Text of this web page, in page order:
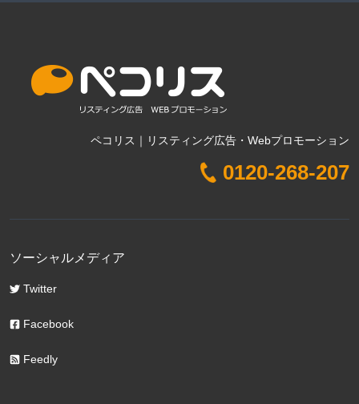
ペコリス｜リスティング広告・Webプロモーション
0120-268-207
ソーシャルメディア
Twitter
Facebook
Feedly